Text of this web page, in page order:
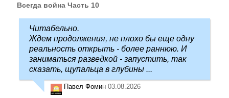
Всегда война Часть 10
Читабельно.
Ждем продолжения, не плохо бы еще одну
реальность открыть - более раннюю. И
заниматься разведкой - запустить, так
сказать, щупальца в глубины ...
Павел Фомин 03.08.2026